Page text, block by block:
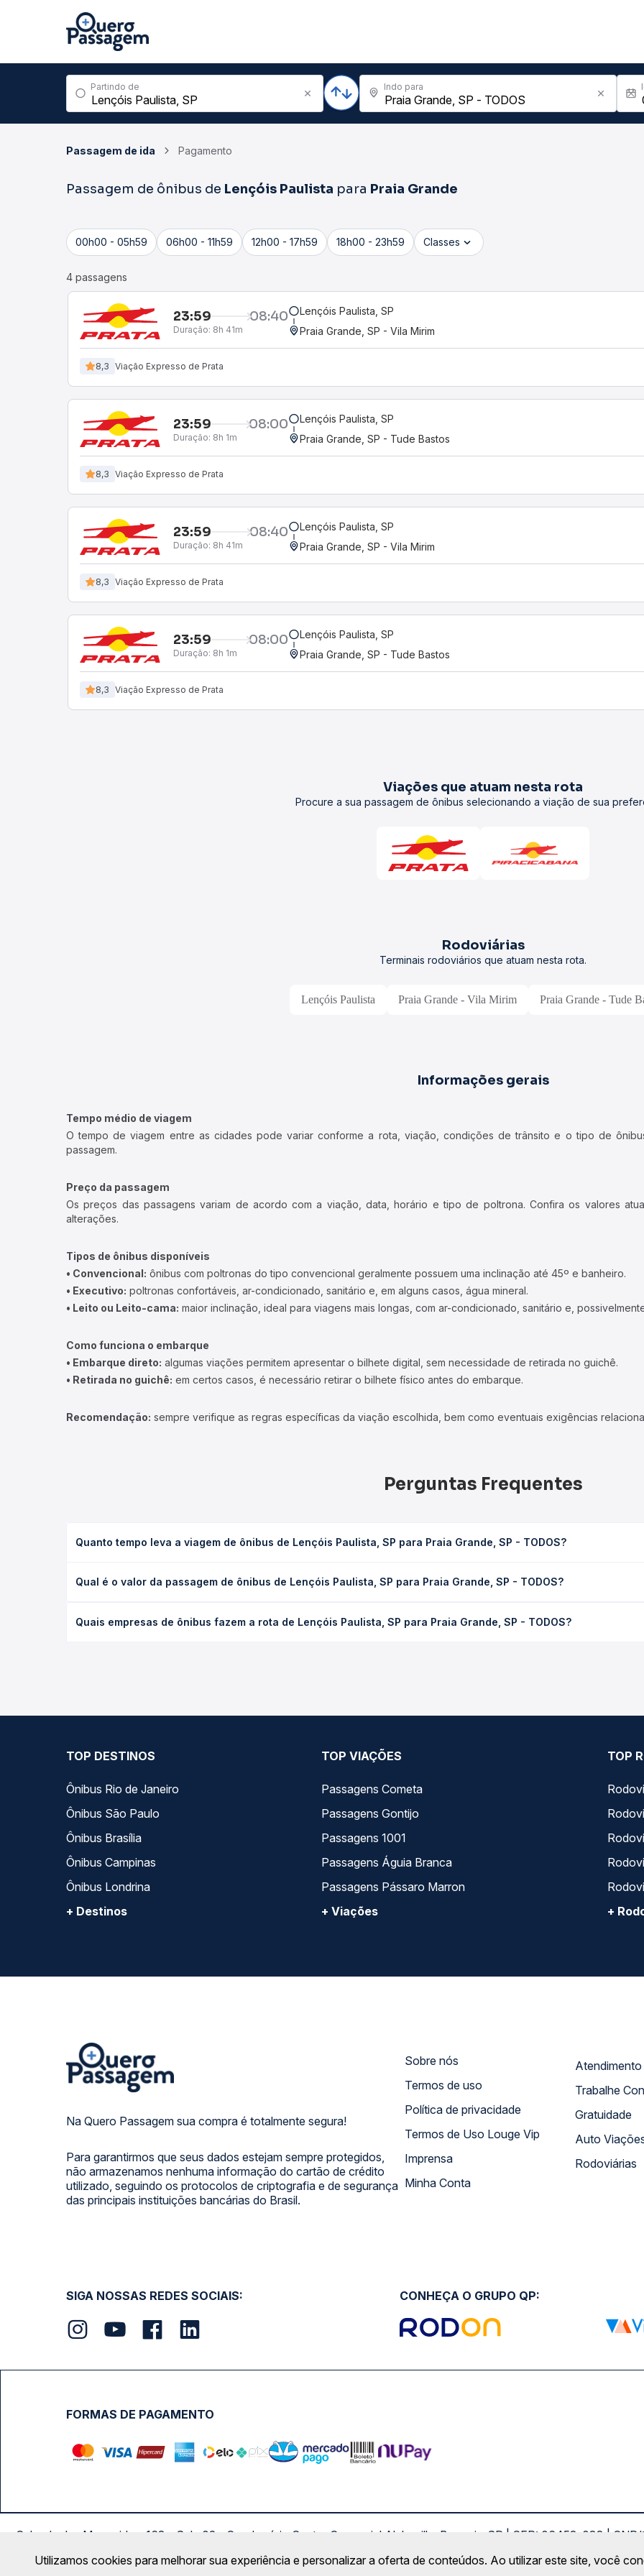
Partindo de Indo para
Passagem de ida Pagamento
Passagem de ônibus de Lençóis Paulista para Praia Grande
00h00 - 05h59 06h00 - 11h59 12h00 - 17h59 18h00 - 23h59 Classes
4 passagens
23:59 08:40
Duração: 8h 41m
Lençóis Paulista, SP
Praia Grande, SP - Vila Mirim
8,3 Viação Expresso de Prata
23:59 08:00
Duração: 8h 1m
Lençóis Paulista, SP
Praia Grande, SP - Tude Bastos
8,3 Viação Expresso de Prata
23:59 08:40
Duração: 8h 41m
Lençóis Paulista, SP
Praia Grande, SP - Vila Mirim
8,3 Viação Expresso de Prata
23:59 08:00
Duração: 8h 1m
Lençóis Paulista, SP
Praia Grande, SP - Tude Bastos
8,3 Viação Expresso de Prata
Viações que atuam nesta rota
Procure a sua passagem de ônibus selecionando a viação de sua
Rodoviárias
Terminais rodoviários que atuam nesta rota.
Lençóis Paulista Praia Grande - Vila Mirim Praia Grande - Tude
Informações gerais
Tempo médio de viagem
O tempo de viagem entre as cidades pode variar conforme a rota, viação, condições de trânsito e o tipo de
passagem.
Preço da passagem
Os preços das passagens variam de acordo com a viação, data, horário e tipo de poltrona. Confira os valores
alterações.
Tipos de ônibus disponíveis
• Convencional: ônibus com poltronas do tipo convencional geralmente possuem uma inclinação até 45º e banheiro.
• Executivo: poltronas confortáveis, ar-condicionado, sanitário e, em alguns casos, água mineral.
• Leito ou Leito-cama: maior inclinação, ideal para viagens mais longas, com ar-condicionado, sanitário e,
Como funciona o embarque
• Embarque direto: algumas viações permitem apresentar o bilhete digital, sem necessidade de retirada no guichê.
• Retirada no guichê: em certos casos, é necessário retirar o bilhete físico antes do embarque.
Recomendação: sempre verifique as regras específicas da viação escolhida, bem como eventuais exigências
Perguntas Frequentes
Quanto tempo leva a viagem de ônibus de Lençóis Paulista, SP para Praia Grande, SP - TODOS?
executivo ou leito) e as condições de tráfego. Na Quero Passagem você consulta os horários disponíveis e vê a
Qual é o valor da passagem de ônibus de Lençóis Paulista, SP para Praia Grande, SP - TODOS?
de poltrona e a antecedência da compra. Na Quero Passagem você compara os preços de todas as viações em
Quais empresas de ônibus fazem a rota de Lençóis Paulista, SP para Praia Grande, SP - TODOS?
TOP DESTINOS
Ônibus Rio de Janeiro
Ônibus São Paulo
Ônibus Brasília
Ônibus Campinas
Ônibus Londrina
+ Destinos
TOP VIAÇÕES
Passagens Cometa
Passagens Gontijo
Passagens 1001
Passagens Águia Branca
Passagens Pássaro Marron
+ Viações
TOP
+
Na Quero Passagem sua compra é totalmente segura!
Para garantirmos que seus dados estejam sempre protegidos,
não armazenamos nenhuma informação do cartão de crédito
utilizado, seguindo os protocolos de criptografia e de segurança
das principais instituições bancárias do Brasil.
Sobre nós
Termos de uso
Política de privacidade
Termos de Uso Louge Vip
Imprensa
Minha Conta
Trabalhe
Gratuidade
Auto
Rodoviárias
SIGA NOSSAS REDES SOCIAIS: CONHEÇA O GRUPO QP:
FORMAS DE PAGAMENTO
Calçada das Margaridas, 163 - Sala 02 - Condomínio Centro Comercial Alphaville, Barueri - SP | CEP: 06453-038 |
Copyright 2026 © QueroPassagem.com.br
Utilizamos cookies para melhorar sua experiência e personalizar a oferta de conteúdos. Ao utilizar este site, você